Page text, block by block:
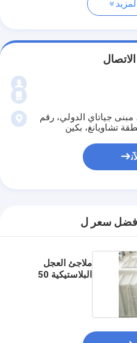
جياتاي الدولي، رقم
سعر ل
ملاجئ العجل
البلاستيكية 50